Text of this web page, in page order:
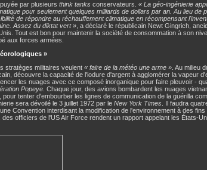
par plusieurs think tanks conservateurs. « La géo-ingénierie
pour seulement quelques milliards de dollars par an. Au lieu de
de répondre au réchauffement climatique en récompensant
Assez du diktat vert » , a déclaré le républicain Newt Gingrich,
Tout est bon pour maintenir la société de consommation à son
aux forces armées.
»
stratèges militaires veulent « faire de la météo une arme » . Au milieu
découvre la capacité de l'iodure d'argent à agglomérer la vapeur
les nuages avec ce composé inorganique pour faire pleuvoir -
Popeye . Chaque jour, des avions bombardent les nuages
pour tenter d'embourber les lignes de communication de la guérilla
sera dévoilé le 3 juillet 1972 par le New York Times . Il faudra
Convention interdisant la modification de l'environnement à des
des officiers de l'US Air Force rendent un rapport appelant les États-